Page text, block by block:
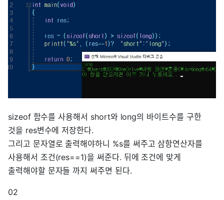
sizeof 함수를 사용해서 short와 long의 바이트수를 구한
것을 res변수에 저장한다.
그리고 문자열로 출력해야하니 %s를 써주고 삼항연산자를
사용해서 조건(res==1)을 써준다. 뒤에 조건에 맞게
출력해야할 문자들 까지 써주면 된다.
02